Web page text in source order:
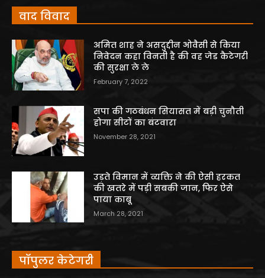
वाद विवाद
अमित शाह ने असदुद्दीन ओवैसी से किया
निवेदन कहा विनती है की वह जेड कैटेगरी
की सुरक्षा ले ले
February 7, 2022
सपा की गठबंधन सियासत में बड़ी चुनौती
होगा सीटों का बंटवारा
November 28, 2021
उड़ते विमान में व्यक्ति ने की ऐसी हरकत
की खतरे में पड़ी सबकी जान, फिर ऐसे
पाया काबू
March 28, 2021
पॉपुलर केटेगरी